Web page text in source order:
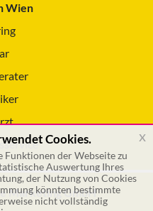
Wien
Marketing GmbH
Cookies.
der Webseite zu
Auswertung Ihres
der Nutzung von Cookies
könnten bestimmte
nicht vollständig
x